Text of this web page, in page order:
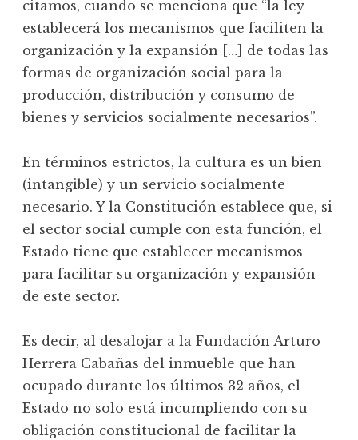
citamos, cuando se menciona que “la ley
establecerá los mecanismos que faciliten la
organización y la expansión […] de todas las
formas de organización social para la
producción, distribución y consumo de
bienes y servicios socialmente necesarios”.
En términos estrictos, la cultura es un bien
(intangible) y un servicio socialmente
necesario. Y la Constitución establece que, si
el sector social cumple con esta función, el
Estado tiene que establecer mecanismos
para facilitar su organización y expansión
de este sector.
Es decir, al desalojar a la Fundación Arturo
Herrera Cabañas del inmueble que han
ocupado durante los últimos 32 años, el
Estado no solo está incumpliendo con su
obligación constitucional de facilitar la